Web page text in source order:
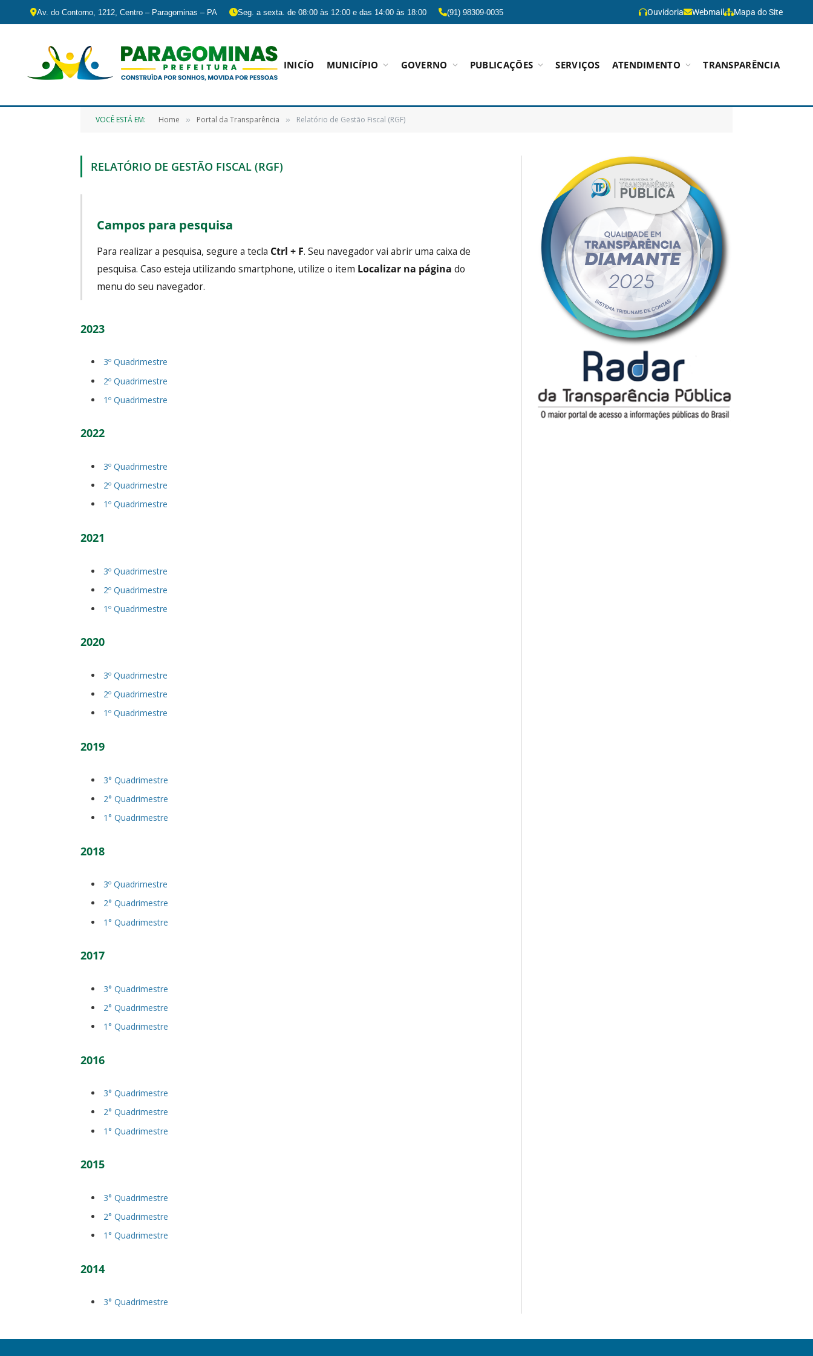
Av. do Contorno, 1212, Centro – Paragominas – PA Seg. a sexta. de 08:00 às 12:00 e das 14:00 às 18:00 (91) 98309-0035 Ouvidoria Webmail Mapa do Site
INICÍO MUNICÍPIO GOVERNO PUBLICAÇÕES SERVIÇOS ATENDIMENTO TRANSPARÊNCIA
VOCÊ ESTÁ EM: Home » Portal da Transparência » Relatório de Gestão Fiscal (RGF)
RELATÓRIO DE GESTÃO FISCAL (RGF)
Campos para pesquisa
Para realizar a pesquisa, segure a tecla Ctrl + F. Seu navegador vai abrir uma caixa de
pesquisa. Caso esteja utilizando smartphone, utilize o item Localizar na página do
menu do seu navegador.
2023
3º Quadrimestre
2º Quadrimestre
1º Quadrimestre
2022
3º Quadrimestre
2º Quadrimestre
1º Quadrimestre
2021
3º Quadrimestre
2º Quadrimestre
1º Quadrimestre
2020
3º Quadrimestre
2º Quadrimestre
1º Quadrimestre
2019
3° Quadrimestre
2° Quadrimestre
1° Quadrimestre
2018
3º Quadrimestre
2° Quadrimestre
1° Quadrimestre
2017
3° Quadrimestre
2° Quadrimestre
1° Quadrimestre
2016
3° Quadrimestre
2° Quadrimestre
1° Quadrimestre
2015
3° Quadrimestre
2° Quadrimestre
1° Quadrimestre
2014
3° Quadrimestre